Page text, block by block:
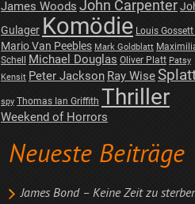
James Woods John Carpenter
Gulager Komödie Louis Gossett
Mario Van Peebles Mark Goldblatt
Schell
Michael Douglas Oliver Platt Patsy
Kensit Peter Jackson Ray Wise
spy Thomas Ian Griffith Thriller
Weekend of Horrors
Neueste Beiträge
James Bond – Keine Zeit zu